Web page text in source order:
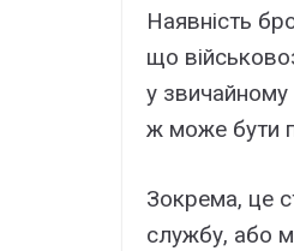
Наявність
що
у
ж може бути
Зокрема, це
службу, або